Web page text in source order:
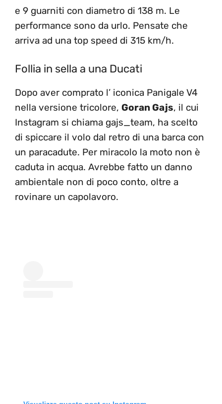
e 9 guarniti con diametro di 138 m. Le
performance sono da urlo. Pensate che
arriva ad una top speed di 315 km/h.
Follia in sella a una Ducati
Dopo aver comprato l’ iconica Panigale V4
nella versione tricolore, Goran Gajs, il cui
Instagram si chiama gajs_team, ha scelto
di spiccare il volo dal retro di una barca con
un paracadute. Per miracolo la moto non è
caduta in acqua. Avrebbe fatto un danno
ambientale non di poco conto, oltre a
rovinare un capolavoro.